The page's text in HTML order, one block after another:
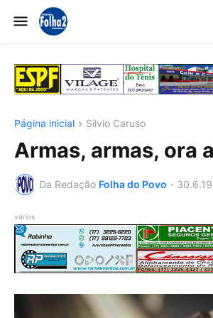
Página inicial Silvio Caruso
Armas, armas, ora
Da Redação Folha do Povo - 30.6.19
vários